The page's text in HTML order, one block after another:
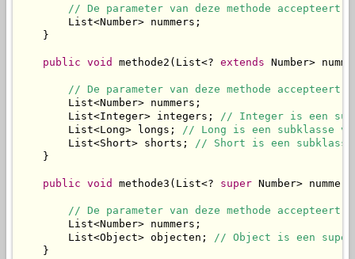
// De parameter van deze methode
        List<Number> nummers;
    }
public void methode2(List<? extends Number>
// De parameter van deze methode
        List<Number> nummers;
        List<Integer> integers;
// Integer is een
        List<Long> longs;
// Long is een subklasse
        List<Short> shorts;
// Short is een subklasse
    }
public void methode3(List<? super Number>
// De parameter van deze methode
        List<Number> nummers;
        List<Object> objecten;
// Object is een
    }